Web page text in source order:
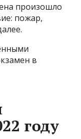
произошло
пожар,
в
году